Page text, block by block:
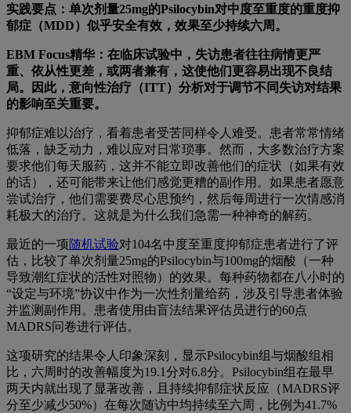
实践要点：单次剂量25mg的Psilocybin对中度至重度的重度抑
郁症（MDD）似乎安全有效，效果至少持续六周。
EBM Focus精华：在临床试验中，失访患者往往病情更严
重、依从性更差，或两者兼有，这使他们更容易出现不良结
局。因此，意向性治疗（ITT）分析对于调节不同失访对结果
的影响至关重要。
抑郁症难以治疗，看着患者受苦同样令人难受。患者常常情绪
低落，缺乏动力，难以应对日常琐事。然而，大多数治疗方案
要求他们每天服药，这并不能立即改善他们的症状（如果有效
的话），还可能带来让他们感觉更糟的副作用。如果患者愿意
尝试治疗，他们需要费尽心思预约，然后每周进行一次情感消
耗极大的治疗。这就是为什么我们急需一种神奇的解药。
最近的一项随机试验对104名中度至重度抑郁症患者进行了评
估，比较了单次剂量25mg的Psilocybin与100mg的烟酸（一种
导致潮红症状的活性对照物）的效果。每种药物都在八小时的
“设定与环境”协议中作为一次性剂量给药，涉及引导患者体验
并监测副作用。患者使用由盲法结果评估员进行的60点
MADRS问卷进行评估。
这项研究的结果令人印象深刻，显示Psilocybin组与烟酸组相
比，六周时的改善幅度为19.1分对6.8分。Psilocybin组在最早
两天内就出现了显著改善，且持续抑郁症状反应（MADRS评
分至少减少50%）在每次随访中均持续至六周，比例为41.7%